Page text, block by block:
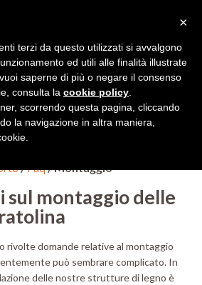
il
/Faq/Montaggio
sul montaggio delle
rivolte domande relative al montaggio
può sembrare complicato. In
delle nostre strutture di legno è
×
terzi da questo utilizzati si avvalgono
ed utili alle finalità illustrate
saperne di più o negare il consenso
consulta la cookie policy
scorrendo questa pagina, cliccando
la navigazione in altra maniera,